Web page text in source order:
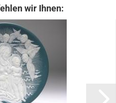
wir Ihnen: